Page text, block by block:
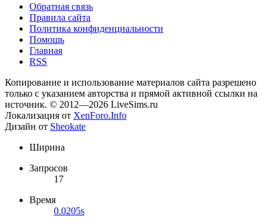
Обратная связь
Правила сайта
Политика конфиденциальности
Помощь
Главная
RSS
Копирование и использование материалов сайта разрешено
только с указанием авторства и прямой активной ссылки на
источник. © 2012—2026 LiveSims.ru
Локализация от XenForo.Info
Дизайн от Sheokate
Ширина
Запросов
17
Время
0.0205s